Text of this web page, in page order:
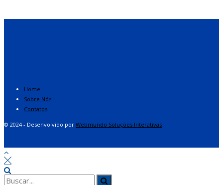
Home
Sobre Nós
Contatos
© 2024 - Desenvolvido por Webmundo Soluções Interativas